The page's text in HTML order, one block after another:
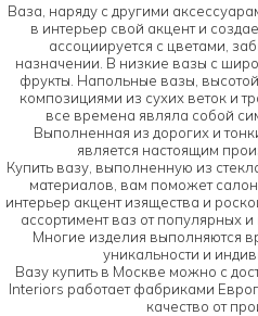
Ваза, наряду с другими
в интерьер свой акцент и
ассоциируется с цветами,
назначении. В низкие вазы с
фрукты. Напольные вазы,
композициями из сухих веток и
все времена являла собой
Выполненная из дорогих и
является настоящим
Купить вазу, выполненную из
материалов, вам поможет
интерьер акцент изящества и
ассортимент ваз от популярных
Многие изделия выполняются
уникальности и
Вазу купить в Москве можно с
Interiors работает фабриками
качество от